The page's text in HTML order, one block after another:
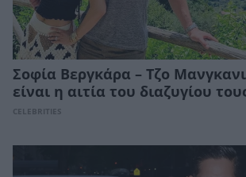
Σοφία Βεργκάρα – Τζο
είναι η αιτία του διαζυγίου
CELEBRITIES